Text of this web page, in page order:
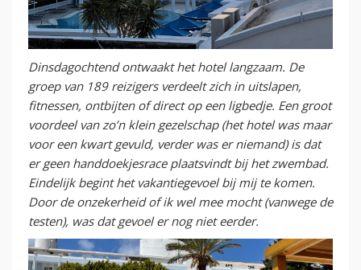
Dinsdagochtend ontwaakt het hotel langzaam. De
groep van 189 reizigers verdeelt zich in uitslapen,
fitnessen, ontbijten of direct op een ligbedje. Een groot
voordeel van zo’n klein gezelschap (het hotel was maar
voor een kwart gevuld, verder was er niemand) is dat
er geen handdoekjesrace plaatsvindt bij het zwembad.
Eindelijk begint het vakantiegevoel bij mij te komen.
Door de onzekerheid of ik wel mee mocht (vanwege de
testen), was dat gevoel er nog niet eerder.